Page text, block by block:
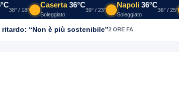
38° / 18°
Caserta 36°C
Soleggiato
39° / 23°
Napoli 36°C
Soleggiato
36° / 25°
“Non è più sostenibile”2 ORE FA